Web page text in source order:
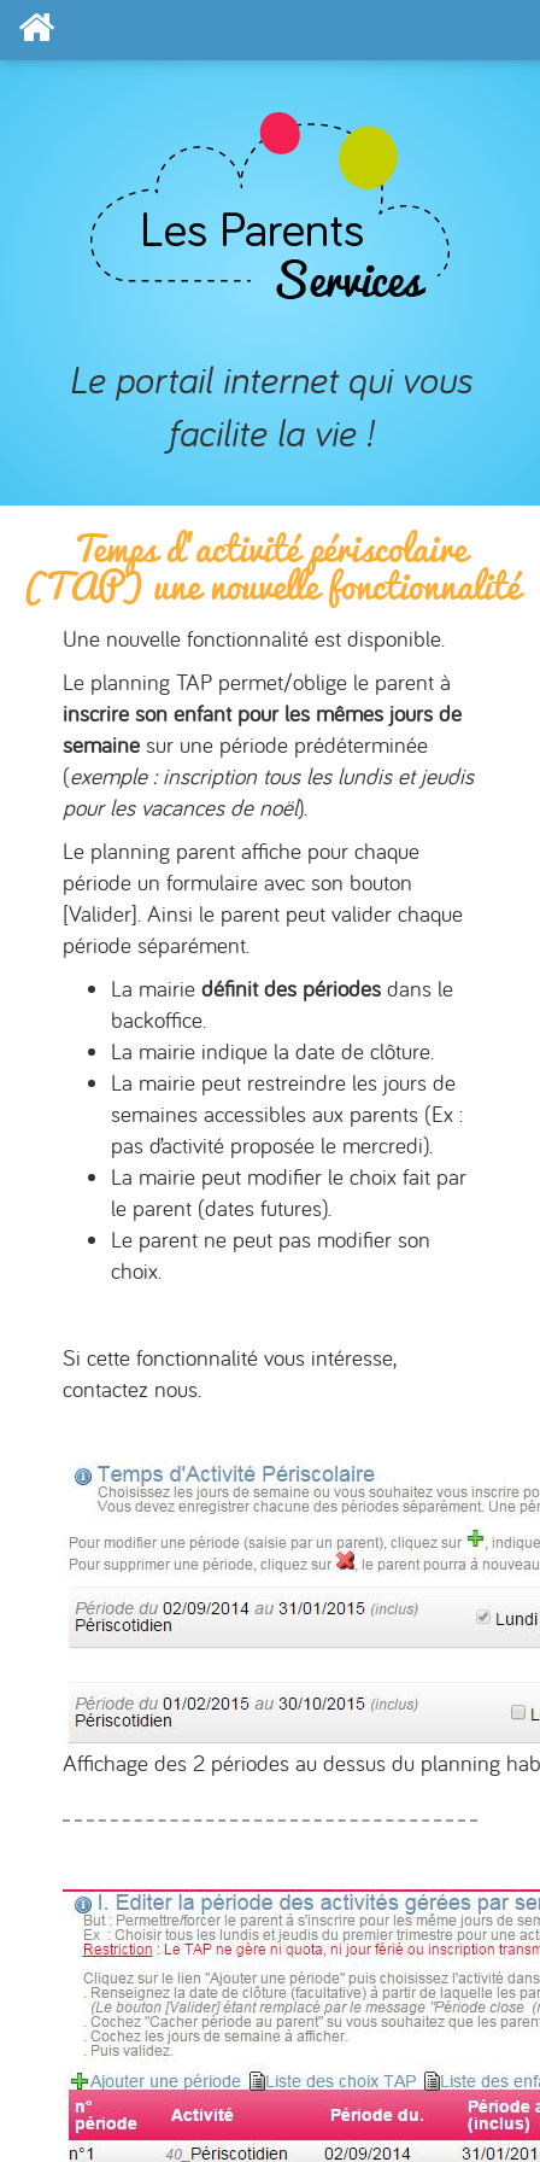
Le portail internet qui vous
facilite la vie !
Temps d’activité périscolaire
(TAP) une nouvelle fonctionnalité
Une nouvelle fonctionnalité est disponible.
Le planning TAP permet/oblige le parent à
inscrire son enfant pour les mêmes jours de
semaine sur une période prédéterminée
(exemple : inscription tous les lundis et jeudis
pour les vacances de noël).
Le planning parent affiche pour chaque
période un formulaire avec son bouton
[Valider]. Ainsi le parent peut valider chaque
période séparément.
La mairie définit des périodes dans le
backoffice.
La mairie indique la date de clôture.
La mairie peut restreindre les jours de
semaines accessibles aux parents (Ex :
pas d’activité proposée le mercredi).
La mairie peut modifier le choix fait par
le parent (dates futures).
Le parent ne peut pas modifier son
choix.
Si cette fonctionnalité vous intéresse,
contactez nous.
Affichage des 2 périodes au dessus du planning